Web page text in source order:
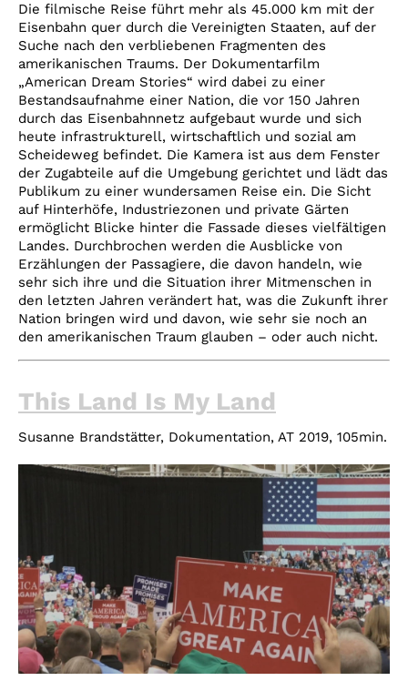
Die filmische Reise führt mehr als 45.000 km mit der
Eisenbahn quer durch die Vereinigten Staaten, auf der
Suche nach den verbliebenen Fragmenten des
amerikanischen Traums. Der Dokumentarfilm
„American Dream Stories“ wird dabei zu einer
Bestandsaufnahme einer Nation, die vor 150 Jahren
durch das Eisenbahnnetz aufgebaut wurde und sich
heute infrastrukturell, wirtschaftlich und sozial am
Scheideweg befindet. Die Kamera ist aus dem Fenster
der Zugabteile auf die Umgebung gerichtet und lädt das
Publikum zu einer wundersamen Reise ein. Die Sicht
auf Hinterhöfe, Industriezonen und private Gärten
ermöglicht Blicke hinter die Fassade dieses vielfältigen
Landes. Durchbrochen werden die Ausblicke von
Erzählungen der Passagiere, die davon handeln, wie
sehr sich ihre und die Situation ihrer Mitmenschen in
den letzten Jahren verändert hat, was die Zukunft ihrer
Nation bringen wird und davon, wie sehr sie noch an
den amerikanischen Traum glauben – oder auch nicht.
This Land Is My Land
Susanne Brandstätter, Dokumentation, AT 2019, 105min.